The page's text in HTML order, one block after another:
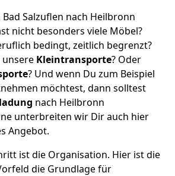
Salzuflen nach Heilbronn
nicht besonders viele Möbel?
bedingt, zeitlich begrenzt?
unsere Kleintransporte? Oder
? Und wenn Du zum Beispiel
möchtest, dann solltest
nach Heilbronn
unterbreiten wir Dir auch hier
Angebot.
ist die Organisation. Hier ist die
die Grundlage für